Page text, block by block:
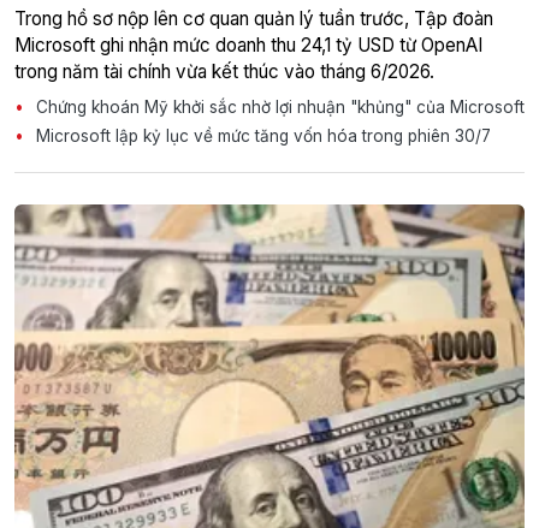
Trong hồ sơ nộp lên cơ quan quản lý tuần trước, Tập đoàn
Microsoft ghi nhận mức doanh thu 24,1 tỷ USD từ OpenAI
trong năm tài chính vừa kết thúc vào tháng 6/2026.
Chứng khoán Mỹ khởi sắc nhờ lợi nhuận "khủng" của Microsoft
Microsoft lập kỷ lục về mức tăng vốn hóa trong phiên 30/7